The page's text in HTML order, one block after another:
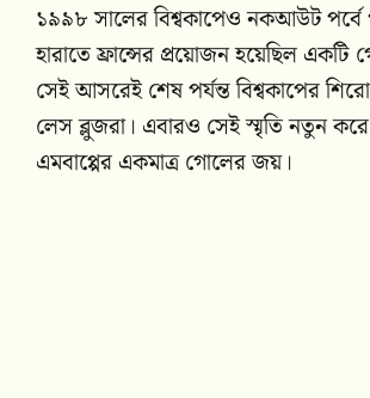
১৯৯৮ সালের বিশ্বকাপেও নকআউট পর্বে
হারাতে ফ্রান্সের প্রয়োজন হয়েছিল একটি
সেই আসরেই শেষ পর্যন্ত বিশ্বকাপের
লেস ব্লুজরা। এবারও সেই স্মৃতি নতুন
এমবাপ্পের একমাত্র গোলের জয়।